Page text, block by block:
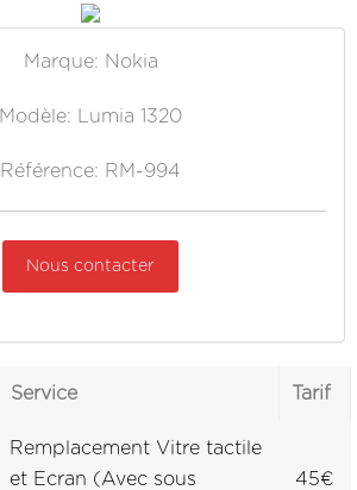
Marque: Nokia
Modèle: Lumia 1320
Référence: RM-994
Nous contacter
Service Tarif
Remplacement Vitre tactile
et Ecran (Avec sous
45€